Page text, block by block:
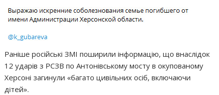
Раніше російські ЗМІ поширили інформацію, що внаслідок
12 ударів з РСЗВ по Антонівському мосту в окупованому
Херсоні загинули «багато цивільних осіб, включаючи
дітей».